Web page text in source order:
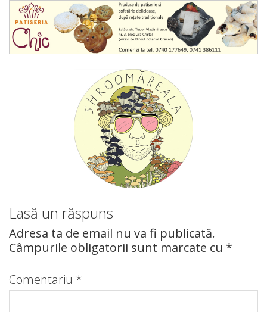
Lasă un răspuns
Adresa ta de email nu va fi publicată.
Câmpurile obligatorii sunt marcate cu *
Comentariu *